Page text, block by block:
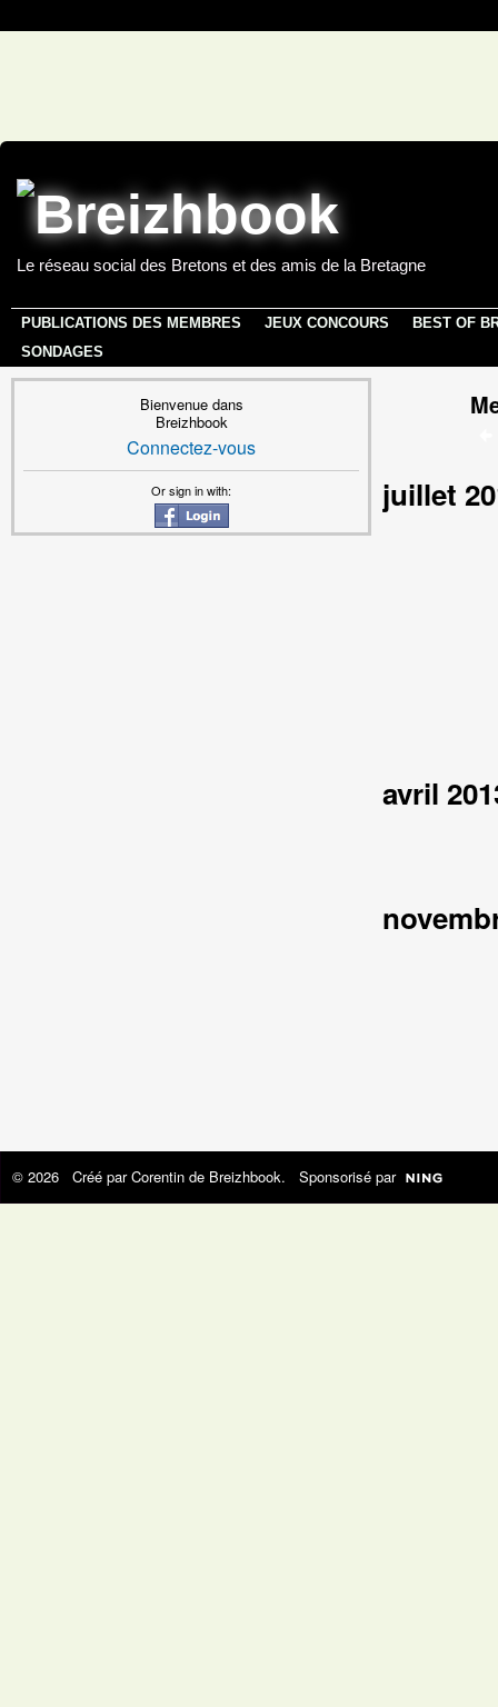
Le réseau social des Bretons et des amis de la Bretagne
PUBLICATIONS DES MEMBRES JEUX CONCOURS
BEST OF
SONDAGES
Bienvenue dans
Breizhbook
Connectez-vous
Or sign in with: juillet
avril
© 2026 Créé parCorentin de Breizhbook. Sponsorisé par